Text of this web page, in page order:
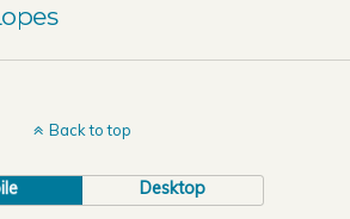
Back to top
Desktop